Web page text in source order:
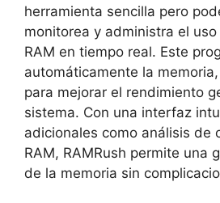
herramienta sencilla pero
monitorea y⁣ administra el​
‍RAM ​en tiempo real.⁣ Este
automáticamente la
para mejorar el rendimiento
sistema.⁢ Con una interfaz
adicionales como ‍análisis de⁣
RAM, RAMRush permite‍ una‍
de la memoria sin